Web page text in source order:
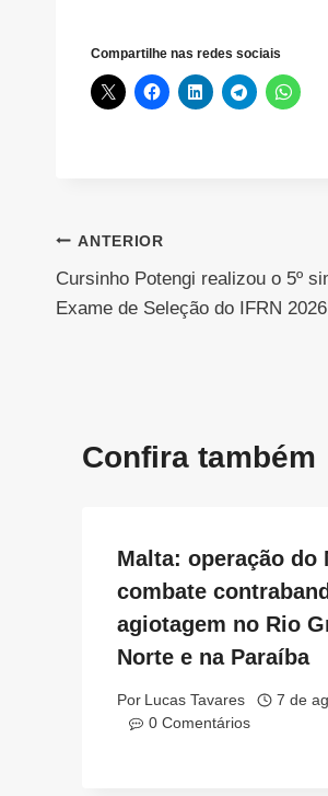
Compartilhe nas redes sociais
Navegação
de
ANTERIOR
Cursinho Potengi realizou o 5º
Exame de Seleção do IFRN 2026
Confira também
Malta: operação do
combate
agiotagem no Rio
Norte e na Paraíba
Por Lucas Tavares
7 de
0 Comentários